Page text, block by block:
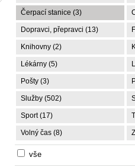
Čerpací stanice (3)
Dopravci, přepravci (13)
Knihovny (2)
Lékárny (5)
Pošty (3)
Služby (502)
Sport (17)
Volný čas (8)
vše